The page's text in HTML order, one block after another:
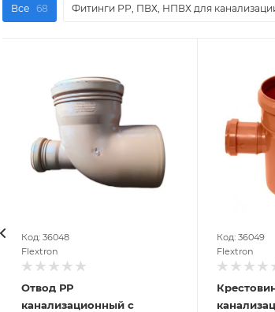
Все 68 Фитинги РР, ПВХ, НПВХ для
Код: 36048
Flextron
Отвод РР
канализационный с
Код: 36049
Flextron